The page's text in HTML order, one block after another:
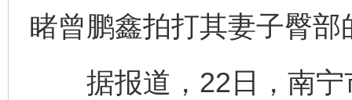
睹曾鹏鑫拍打其妻子臀部
据报道，22日，南宁